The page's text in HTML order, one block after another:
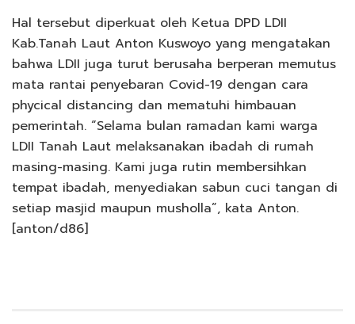
Hal tersebut diperkuat oleh Ketua DPD LDII
Kab.Tanah Laut Anton Kuswoyo yang mengatakan
bahwa LDII juga turut berusaha berperan memutus
mata rantai penyebaran Covid-19 dengan cara
phycical distancing dan mematuhi himbauan
pemerintah. “Selama bulan ramadan kami warga
LDII Tanah Laut melaksanakan ibadah di rumah
masing-masing. Kami juga rutin membersihkan
tempat ibadah, menyediakan sabun cuci tangan di
setiap masjid maupun musholla”, kata Anton.
[anton/d86]